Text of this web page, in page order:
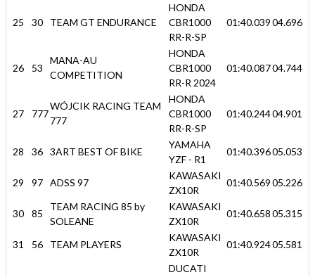
25 30 TEAM GT ENDURANCE
HONDA
CBR1000
RR-R-SP
01:40.03904.696
26 53
MANA-AU
COMPETITION
HONDA
CBR1000
RR-R 2024
01:40.08704.744
27 777
WÓJCIK RACING TEAM
777
HONDA
CBR1000
RR-R-SP
01:40.24404.901
28 36 3ART BEST OF BIKE
YAMAHA
YZF - R1
01:40.39605.053
29 97 ADSS 97
KAWASAKI
ZX10R
01:40.56905.226
30 85
TEAM RACING 85 by
SOLEANE
KAWASAKI
ZX10R
01:40.65805.315
31 56 TEAM PLAYERS
KAWASAKI
ZX10R
01:40.92405.581
DUCATI